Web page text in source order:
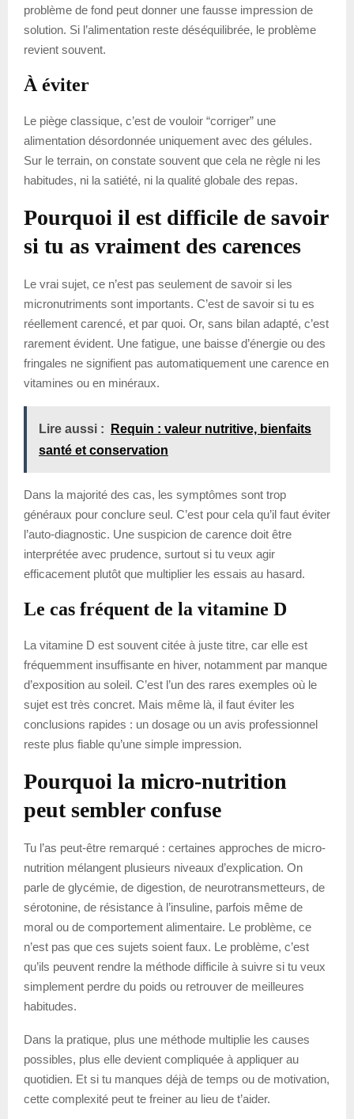
problème de fond peut donner une fausse impression de
solution. Si l’alimentation reste déséquilibrée, le problème
revient souvent.
À éviter
Le piège classique, c’est de vouloir “corriger” une
alimentation désordonnée uniquement avec des gélules.
Sur le terrain, on constate souvent que cela ne règle ni les
habitudes, ni la satiété, ni la qualité globale des repas.
Pourquoi il est difficile de savoir
si tu as vraiment des carences
Le vrai sujet, ce n’est pas seulement de savoir si les
micronutriments sont importants. C’est de savoir si tu es
réellement carencé, et par quoi. Or, sans bilan adapté, c’est
rarement évident. Une fatigue, une baisse d’énergie ou des
fringales ne signifient pas automatiquement une carence en
vitamines ou en minéraux.
Lire aussi :
Requin : valeur nutritive, bienfaits
santé et conservation
Dans la majorité des cas, les symptômes sont trop
généraux pour conclure seul. C’est pour cela qu’il faut éviter
l’auto-diagnostic. Une suspicion de carence doit être
interprétée avec prudence, surtout si tu veux agir
efficacement plutôt que multiplier les essais au hasard.
Le cas fréquent de la vitamine D
La vitamine D est souvent citée à juste titre, car elle est
fréquemment insuffisante en hiver, notamment par manque
d’exposition au soleil. C’est l’un des rares exemples où le
sujet est très concret. Mais même là, il faut éviter les
conclusions rapides : un dosage ou un avis professionnel
reste plus fiable qu’une simple impression.
Pourquoi la micro-nutrition
peut sembler confuse
Tu l’as peut-être remarqué : certaines approches de micro-
nutrition mélangent plusieurs niveaux d’explication. On
parle de glycémie, de digestion, de neurotransmetteurs, de
sérotonine, de résistance à l’insuline, parfois même de
moral ou de comportement alimentaire. Le problème, ce
n’est pas que ces sujets soient faux. Le problème, c’est
qu’ils peuvent rendre la méthode difficile à suivre si tu veux
simplement perdre du poids ou retrouver de meilleures
habitudes.
Dans la pratique, plus une méthode multiplie les causes
possibles, plus elle devient compliquée à appliquer au
quotidien. Et si tu manques déjà de temps ou de motivation,
cette complexité peut te freiner au lieu de t’aider.